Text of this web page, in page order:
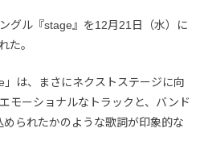
グル『stage』を12月21日（水）に
た。
は、まさにネクストステージに向
モーショナルなトラックと、バンド
められたかのような歌詞が印象的な